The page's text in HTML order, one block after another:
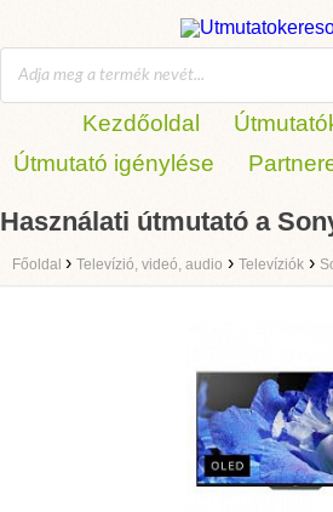
Kezdőoldal
Útmutató igénylése
Használati útmutató a
Főoldal › Televízió, videó, audio › Televíziók ›